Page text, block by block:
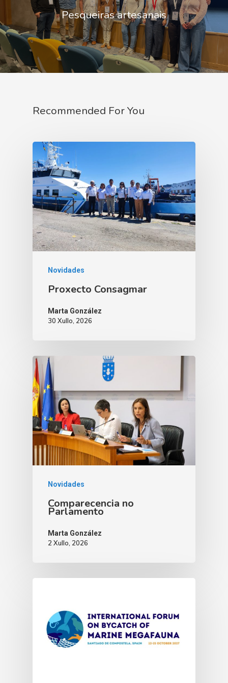
Pesqueiras artesanais
Recommended For You
Novidades
Proxecto Consagmar
Marta González
30 Xullo, 2026
Novidades
Comparecencia no
Parlamento
Marta González
2 Xullo, 2026